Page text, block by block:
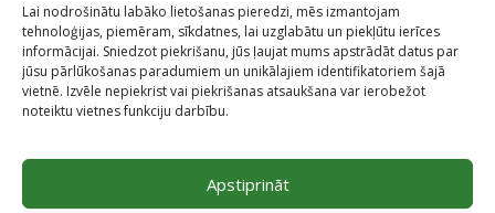
Lai nodrošinātu labāko lietošanas pieredzi, mēs izmantojam
tehnoloģijas, piemēram, sīkdatnes, lai uzglabātu un piekļūtu ierīces
informācijai. Sniedzot piekrišanu, jūs ļaujat mums apstrādāt datus par
jūsu pārlūkošanas paradumiem un unikālajiem identifikatoriem šajā
vietnē. Izvēle nepiekrist vai piekrišanas atsaukšana var ierobežot
noteiktu vietnes funkciju darbību.
Apstiprināt
©2026 Veselīgs rīdzinieks veselā Rīgā |Pārpublicējot
informāciju, atsauce uz Rīgas valstspilsētas pašvaldības
www.veseligsridzinieks.lv
Pašvaldības portālu administrē Rīgas valstspilsētas